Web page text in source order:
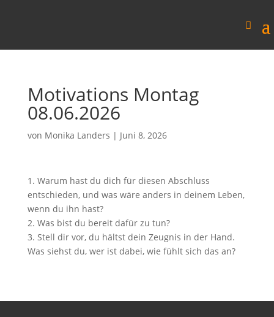
Motivations Montag
08.06.2026
von Monika Landers | Juni 8, 2026
1. Warum hast du dich für diesen Abschluss
entschieden, und was wäre anders in deinem Leben,
wenn du ihn hast?
2. Was bist du bereit dafür zu tun?
3. Stell dir vor, du hältst dein Zeugnis in der Hand.
Was siehst du, wer ist dabei, wie fühlt sich das an?